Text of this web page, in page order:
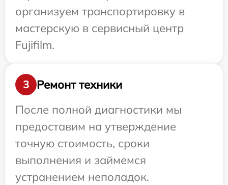
организуем транспортировку в
мастерскую в сервисный центр
Fujifilm.
3
Ремонт техники
После полной диагностики мы
предоставим на утверждение
точную стоимость, сроки
выполнения и займемся
устранением неполадок.